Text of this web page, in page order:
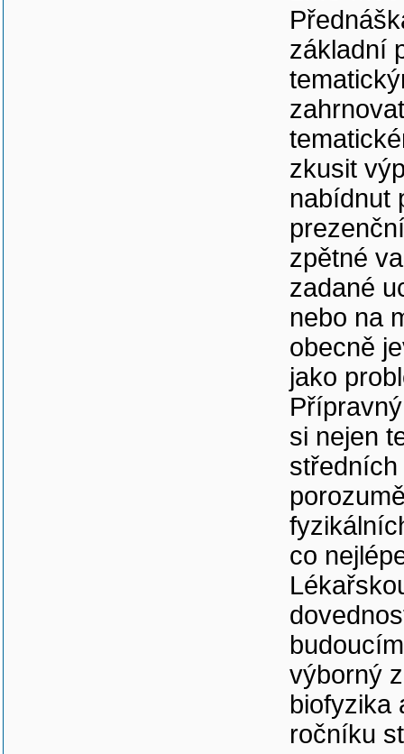
základní
zkusit
nabídnut
zpětné
zadané
nebo na
obecně
jako
si nejen
co
výborný
biofyzika
ročníku